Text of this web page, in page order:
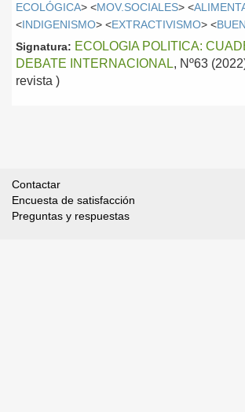
ECOLÓGICA> <MOV.SOCIALES> <
<INDIGENISMO> <EXTRACTIVISMO> <
Signatura: ECOLOGIA POLITICA:
DEBATE INTERNACIONAL, Nº63
revista )
Contactar
Encuesta de satisfacción
Preguntas y respuestas